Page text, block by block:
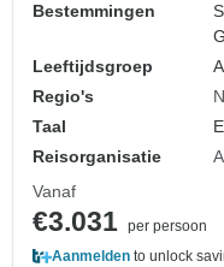
Bestemmingen
Leeftijdsgroep
Regio's
Taal
Reisorganisatie
Vanaf
€3.031 per persoon
Aanmelden to unlock